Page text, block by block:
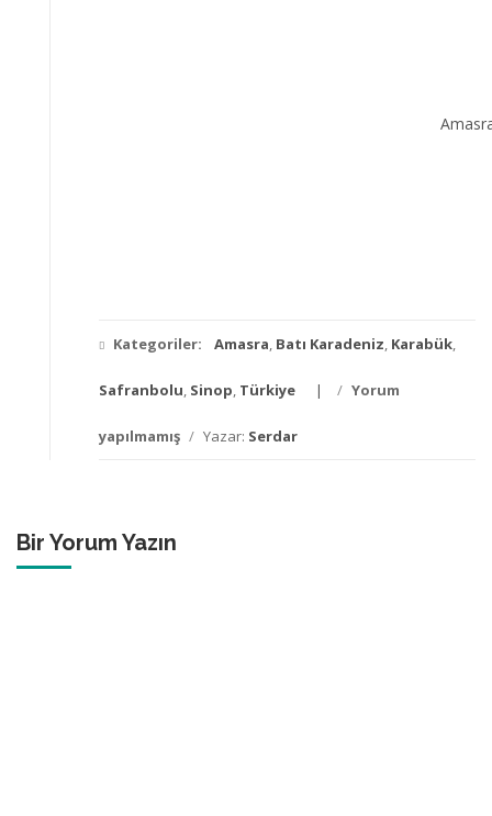
Kategoriler: Amasra, Batı Karadeniz, Karabük,
Safranbolu, Sinop, Türkiye / Yorum
yapılmamış / Yazar: Serdar
Bir Yorum Yazın